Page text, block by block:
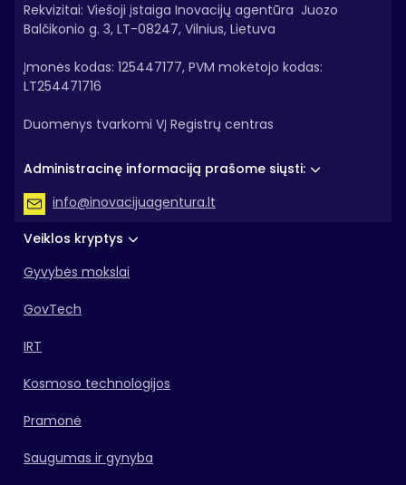
Veiklos kryptys
Gyvybės mokslai
GovTech
IRT
Kosmoso technologijos
Pramonė
Saugumas ir gynyba
Rekvizitai: Viešoji įstaiga Inovacijų agentūra Juozo
Balčikonio g. 3, LT-08247, Vilnius, Lietuva
Įmonės kodas: 125447177, PVM mokėtojo kodas:
LT254471716
Duomenys tvarkomi VĮ Registrų centras
Administracinę informaciją prašome siųsti:
info@inovacijuagentura.lt